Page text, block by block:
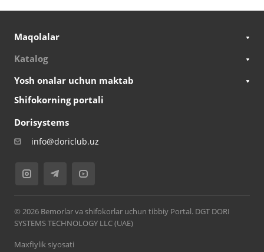
Maqolalar
Katalog
Yosh onalar uchun maktab
Shifokorning portali
Dorisystems
info@doriclub.uz
© 2026 Bemorlar va shifokorlar uchun tibbiy Portal. DGT DORI
SYSTEMS TECHNOLOGY LLC (UAE)
Maxfiylik siyosati